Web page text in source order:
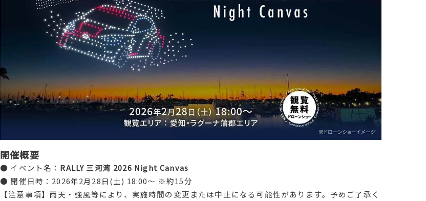
開催概要
● イベント名： RALLY 三河湾 2026 Night Canvas
● 開催日時：2026年2月28日(土) 18:00〜 ※約15分
【注意事項】雨天・強風等により、実施時間の変更または中止になる可能性があります。予めご了承く